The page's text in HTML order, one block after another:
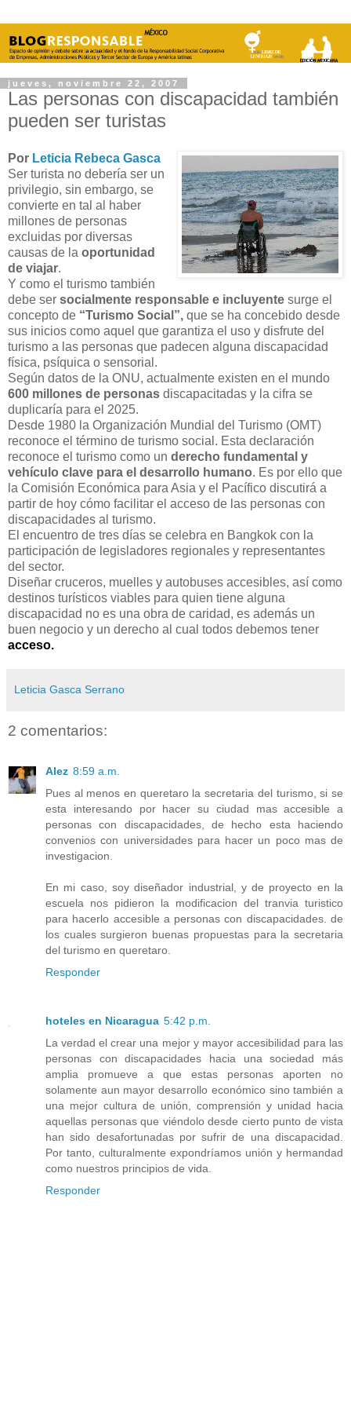
jueves, noviembre 22, 2007
Las personas con discapacidad también
pueden ser turistas
Por Leticia Rebeca Gasca
Ser turista no debería ser un
privilegio, sin embargo, se
convierte en tal al haber
millones de personas
excluidas por diversas
causas de la oportunidad
de viajar.
Y como el turismo también
debe ser socialmente responsable e incluyente surge el
concepto de “Turismo Social”, que se ha concebido desde
sus inicios como aquel que garantiza el uso y disfrute del
turismo a las personas que padecen alguna discapacidad
física, psíquica o sensorial.
Según datos de la ONU, actualmente existen en el mundo
600 millones de personas discapacitadas y la cifra se
duplicaría para el 2025.
Desde 1980 la Organización Mundial del Turismo (OMT)
reconoce el término de turismo social. Esta declaración
reconoce el turismo como un derecho fundamental y
vehículo clave para el desarrollo humano. Es por ello que
la Comisión Económica para Asia y el Pacífico discutirá a
partir de hoy cómo facilitar el acceso de las personas con
discapacidades al turismo.
El encuentro de tres días se celebra en Bangkok con la
participación de legisladores regionales y representantes
del sector.
Diseñar cruceros, muelles y autobuses accesibles, así como
destinos turísticos viables para quien tiene alguna
discapacidad no es una obra de caridad, es además un
buen negocio y un derecho al cual todos debemos tener
acceso.
Leticia Gasca Serrano
2 comentarios:
Alez 8:59 a.m.
Pues al menos en queretaro la secretaria del turismo, si se
esta interesando por hacer su ciudad mas accesible a
personas con discapacidades, de hecho esta haciendo
convenios con universidades para hacer un poco mas de
investigacion.
En mi caso, soy diseñador industrial, y de proyecto en la
escuela nos pidieron la modificacion del tranvia turistico
para hacerlo accesible a personas con discapacidades. de
los cuales surgieron buenas propuestas para la secretaria
del turismo en queretaro.
Responder
hoteles en Nicaragua 5:42 p.m.
La verdad el crear una mejor y mayor accesibilidad para las
personas con discapacidades hacia una sociedad más
amplia promueve a que estas personas aporten no
solamente aun mayor desarrollo económico sino también a
una mejor cultura de unión, comprensión y unidad hacia
aquellas personas que viéndolo desde cierto punto de vista
han sido desafortunadas por sufrir de una discapacidad.
Por tanto, culturalmente expondríamos unión y hermandad
como nuestros principios de vida.
Responder